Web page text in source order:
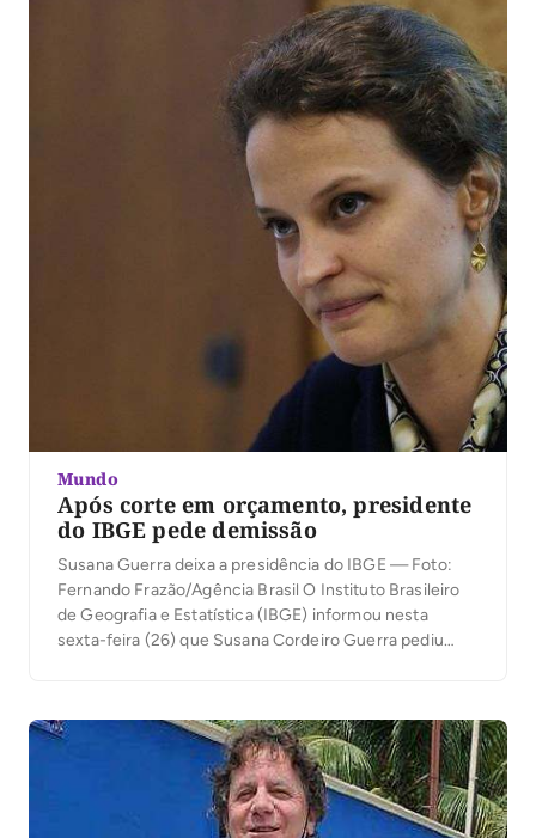
Mundo
Após corte em orçamento, presidente
do IBGE pede demissão
Susana Guerra deixa a presidência do IBGE — Foto:
Fernando Frazão/Agência Brasil O Instituto Brasileiro
de Geografia e Estatística (IBGE) informou nesta
sexta-feira (26) que Susana Cordeiro Guerra pediu
informou que Susana seguirá no “cargo até a transição
[…]